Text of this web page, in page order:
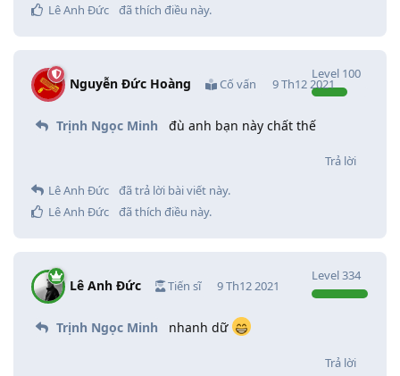
Lê Anh Đức
đã thích điều này.
Nguyễn Đức Hoàng Cố vấn
Level 100
9 Th12 2021
Trịnh Ngọc Minh đù anh bạn này chất thế
Trả lời
Lê Anh Đức
đã trả lời bài viết này.
Lê Anh Đức
đã thích điều này.
Lê Anh Đức Tiến sĩ
Level334
9 Th12 2021
Trịnh Ngọc Minh nhanh dữ
Trả lời